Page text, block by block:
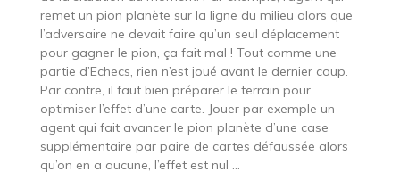
remet un pion planète sur la ligne du milieu alors que
l’adversaire ne devait faire qu’un seul déplacement
pour gagner le pion, ça fait mal ! Tout comme une
partie d’Echecs, rien n’est joué avant le dernier coup.
Par contre, il faut bien préparer le terrain pour
optimiser l’effet d’une carte. Jouer par exemple un
agent qui fait avancer le pion planète d’une case
supplémentaire par paire de cartes défaussée alors
qu’on en a aucune, l’effet est nul …